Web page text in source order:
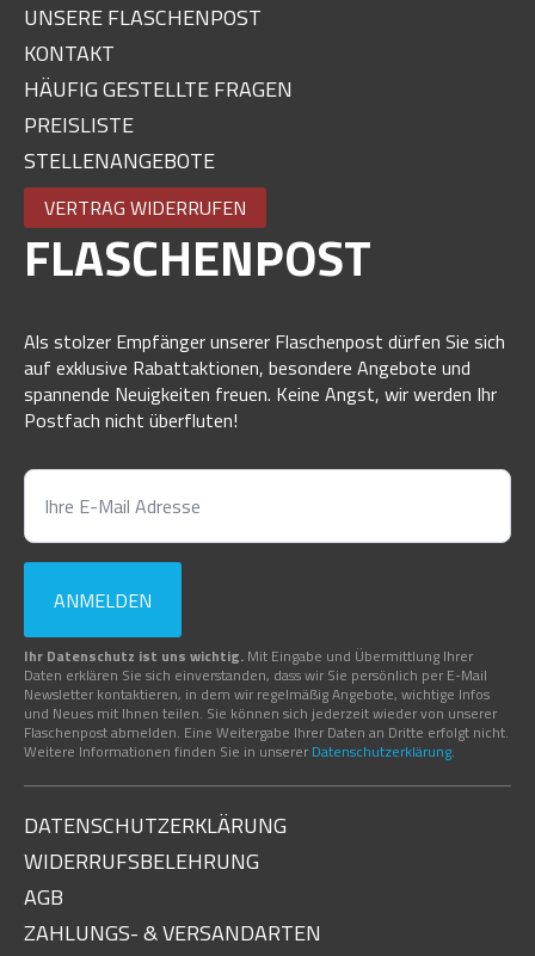
UNSERE FLASCHENPOST
KONTAKT
HÄUFIG GESTELLTE FRAGEN
PREISLISTE
STELLENANGEBOTE
VERTRAG WIDERRUFEN
FLASCHENPOST
Als stolzer Empfänger unserer Flaschenpost dürfen Sie sich
auf exklusive Rabattaktionen, besondere Angebote und
spannende Neuigkeiten freuen. Keine Angst, wir werden Ihr
Postfach nicht überfluten!
ANMELDEN
Ihr Datenschutz ist uns wichtig. Mit Eingabe und Übermittlung Ihrer
Daten erklären Sie sich einverstanden, dass wir Sie persönlich per E-Mail
Newsletter kontaktieren, in dem wir regelmäßig Angebote, wichtige Infos
und Neues mit Ihnen teilen. Sie können sich jederzeit wieder von unserer
Flaschenpost abmelden. Eine Weitergabe Ihrer Daten an Dritte erfolgt nicht.
Weitere Informationen finden Sie in unserer Datenschutzerklärung.
DATENSCHUTZERKLÄRUNG
WIDERRUFSBELEHRUNG
AGB
ZAHLUNGS- & VERSANDARTEN